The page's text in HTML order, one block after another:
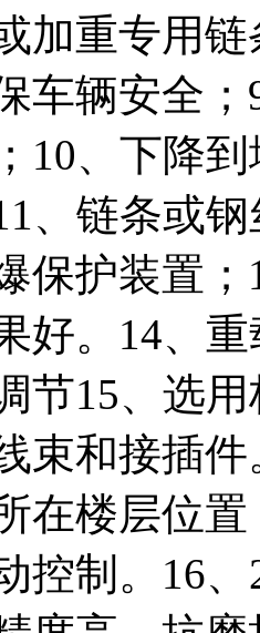
加重专用
车辆安全
10、下降
、链条或
保护装置
好。14、
节15、选
束和接插
在楼层位
控制。16